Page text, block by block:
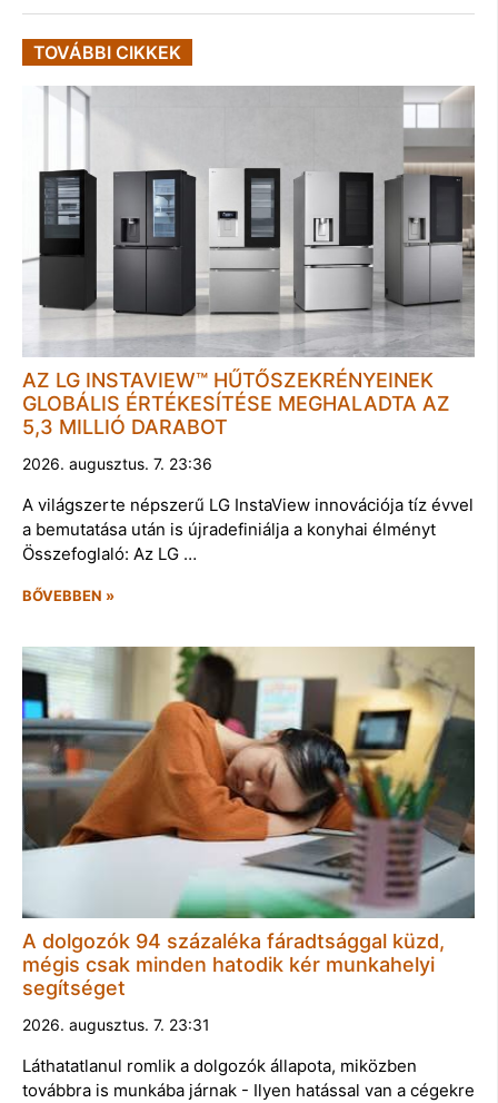
TOVÁBBI CIKKEK
AZ LG INSTAVIEW™ HŰTŐSZEKRÉNYEINEK
GLOBÁLIS ÉRTÉKESÍTÉSE MEGHALADTA AZ
5,3 MILLIÓ DARABOT
2026. augusztus. 7. 23:36
A világszerte népszerű LG InstaView innovációja tíz évvel
a bemutatása után is újradefiniálja a konyhai élményt
Összefoglaló: Az LG …
BŐVEBBEN »
A dolgozók 94 százaléka fáradtsággal küzd,
mégis csak minden hatodik kér munkahelyi
segítséget
2026. augusztus. 7. 23:31
Láthatatlanul romlik a dolgozók állapota, miközben
továbbra is munkába járnak - Ilyen hatással van a cégekre